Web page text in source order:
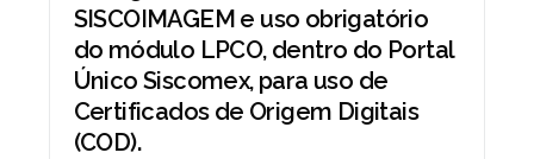
SISCOIMAGEM e uso obrigatório
do módulo LPCO, dentro do Portal
Único Siscomex, para uso de
Certificados de Origem Digitais
(COD).